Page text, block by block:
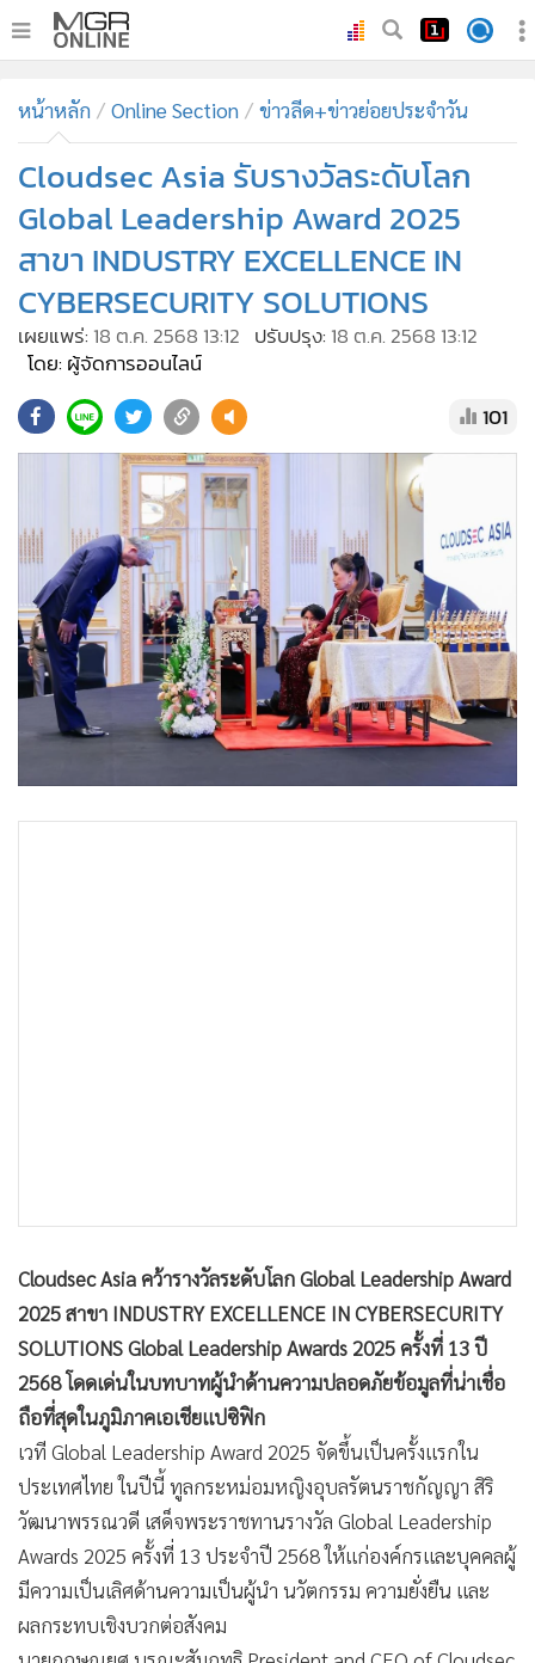
ทันเหตุการณ์
• ภาคใต้
ภูมิภาค
• บันเทิง
• ผู้จัดการรายวัน
• คอลัมนิสต์
• CbizReview
• Cyber BIZ
• Good health & Well-being
• Green Innovation & SD
• Management & HR
• MGR Live
• Infographic
การเมือง
• กีฬา
• กองทุนรวม
• Celeb Online
• Factcheck
• ญี่ปุ่น
• News1
• Gotomanager
หน้าหลัก Online Section ข่าวลีด+ข่าวย่อยประจำวัน
Cloudsec Asia รับรางวัลระดับโลก
Global Leadership Award 2025
สาขา INDUSTRY EXCELLENCE IN
CYBERSECURITY SOLUTIONS
เผยแพร่: 18 ต.ค. 2568 13:12 ปรับปรุง: 18 ต.ค. 2568 13:12
โดย: ผู้จัดการออนไลน์
101
Cloudsec Asia คว้ารางวัลระดับโลก Global Leadership Award
2025 สาขา INDUSTRY EXCELLENCE IN CYBERSECURITY
SOLUTIONS Global Leadership Awards 2025 ครั้งที่ 13 ปี
2568 โดดเด่นในบทบาทผู้นำด้านความปลอดภัยข้อมูลที่น่าเชื่อ
ถือที่สุดในภูมิภาคเอเชียแปซิฟิก
เวที Global Leadership Award 2025 จัดขึ้นเป็นครั้งแรกใน
ประเทศไทย ในปีนี้ ทูลกระหม่อมหญิงอุบลรัตนราชกัญญา สิริ
วัฒนาพรรณวดี เสด็จพระราชทานรางวัล Global Leadership
Awards 2025 ครั้งที่ 13 ประจำปี 2568 ให้แก่องค์กรและบุคคลผู้
มีความเป็นเลิศด้านความเป็นผู้นำ นวัตกรรม ความยั่งยืน และ
ผลกระทบเชิงบวกต่อสังคม